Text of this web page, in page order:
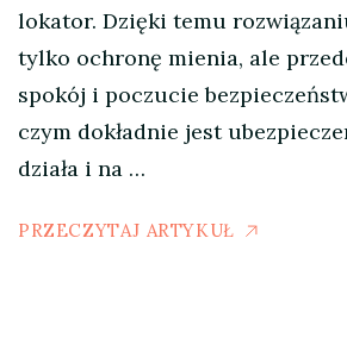
lokator. Dzięki temu
tylko ochronę mienia, ale
spokój i poczucie
czym dokładnie jest
działa i na …
PRZECZYTAJ ARTYKUŁ